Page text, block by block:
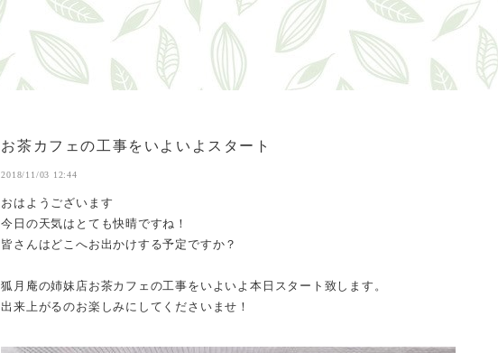
お茶カフェの工事をいよいよスタート
2018/11/03 12:44
おはようございます
今日の天気はとても快晴ですね！
皆さんはどこへお出かけする予定ですか？
狐月庵の姉妹店お茶カフェの工事をいよいよ本日スタート致します。
出来上がるのお楽しみにしてくださいませ！